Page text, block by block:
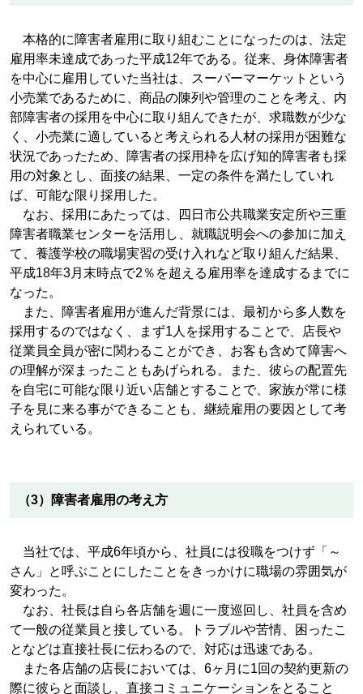
本格的に障害者雇用に取り組むことになったのは、法定
雇用率未達成であった平成12年である。従来、身体障害者
を中心に雇用していた当社は、スーパーマーケットという
小売業であるために、商品の陳列や管理のことを考え、内
部障害者の採用を中心に取り組んできたが、求職数が少な
く、小売業に適していると考えられる人材の採用が困難な
状況であったため、障害者の採用枠を広げ知的障害者も採
用の対象とし、面接の結果、一定の条件を満たしていれ
ば、可能な限り採用した。
なお、採用にあたっては、四日市公共職業安定所や三重
障害者職業センターを活用し、就職説明会への参加に加え
て、養護学校の職場実習の受け入れなど取り組んだ結果、
平成18年3月末時点で2％を超える雇用率を達成するまでに
なった。
また、障害者雇用が進んだ背景には、最初から多人数を
採用するのではなく、まず1人を採用することで、店長や
従業員全員が密に関わることができ、お客も含めて障害へ
の理解が深まったこともあげられる。また、彼らの配置先
を自宅に可能な限り近い店舗とすることで、家族が常に様
子を見に来る事ができることも、継続雇用の要因として考
えられている。
（3）障害者雇用の考え方
当社では、平成6年頃から、社員には役職をつけず「～
さん」と呼ぶことにしたことをきっかけに職場の雰囲気が
変わった。
なお、社長は自ら各店舗を週に一度巡回し、社員を含め
て一般の従業員と接している。トラブルや苦情、困ったこ
となどは直接社長に伝わるので、対応は迅速である。
また各店舗の店長においては、6ヶ月に1回の契約更新の
際に彼らと面談し、直接コミュニケーションをとること